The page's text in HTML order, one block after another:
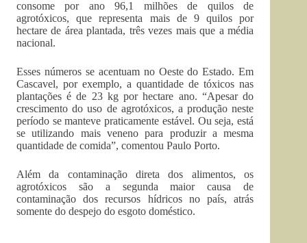
consome por ano 96,1 milhões de quilos de
agrotóxicos, que representa mais de 9 quilos por
hectare de área plantada, três vezes mais que a média
nacional.
Esses números se acentuam no Oeste do Estado. Em
Cascavel, por exemplo, a quantidade de tóxicos nas
plantações é de 23 kg por hectare ano. “Apesar do
crescimento do uso de agrotóxicos, a produção neste
período se manteve praticamente estável. Ou seja, está
se utilizando mais veneno para produzir a mesma
quantidade de comida”, comentou Paulo Porto.
Além da contaminação direta dos alimentos, os
agrotóxicos são a segunda maior causa de
contaminação dos recursos hídricos no país, atrás
somente do despejo do esgoto doméstico.